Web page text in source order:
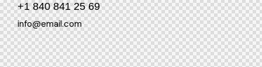
+1 840 841 25 69
info@email.com